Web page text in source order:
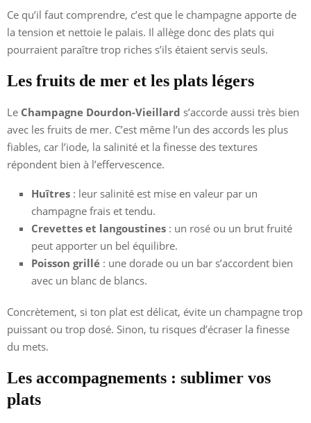
Ce qu’il faut comprendre, c’est que le champagne apporte de
la tension et nettoie le palais. Il allège donc des plats qui
pourraient paraître trop riches s’ils étaient servis seuls.
Les fruits de mer et les plats légers
Le Champagne Dourdon-Vieillard s’accorde aussi très bien
avec les fruits de mer. C’est même l’un des accords les plus
fiables, car l’iode, la salinité et la finesse des textures
répondent bien à l’effervescence.
Huîtres : leur salinité est mise en valeur par un
champagne frais et tendu.
Crevettes et langoustines : un rosé ou un brut fruité
peut apporter un bel équilibre.
Poisson grillé : une dorade ou un bar s’accordent bien
avec un blanc de blancs.
Concrètement, si ton plat est délicat, évite un champagne trop
puissant ou trop dosé. Sinon, tu risques d’écraser la finesse
du mets.
Les accompagnements : sublimer vos
plats